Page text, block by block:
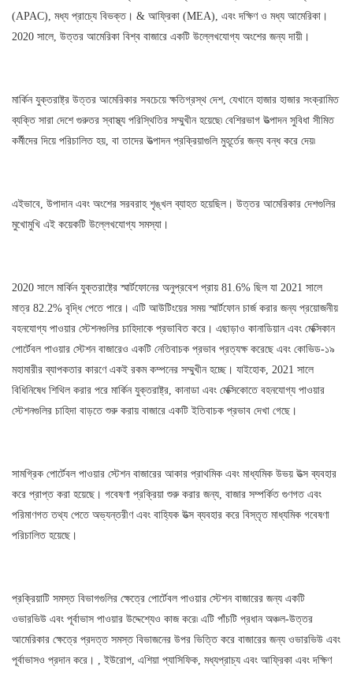
(APAC), মধ্য প্রাচ্যে বিভক্ত। & আফ্রিকা (MEA), এবং দক্ষিণ ও মধ্য আমেরিকা।
2020 সালে, উত্তর আমেরিকা বিশ্ব বাজারে একটি উল্লেখযোগ্য অংশের জন্য দায়ী।
মার্কিন যুক্তরাষ্ট্র উত্তর আমেরিকার সবচেয়ে ক্ষতিগ্রস্থ দেশ, যেখানে হাজার হাজার সংক্রামিত
ব্যক্তি সারা দেশে গুরুতর স্বাস্থ্য পরিস্থিতির সম্মুখীন হয়েছে৷ বেশিরভাগ উত্পাদন সুবিধা সীমিত
কর্মীদের দিয়ে পরিচালিত হয়, বা তাদের উত্পাদন প্রক্রিয়াগুলি মুহূর্তের জন্য বন্ধ করে দেয়৷
এইভাবে, উপাদান এবং অংশের সরবরাহ শৃঙ্খল ব্যাহত হয়েছিল। উত্তর আমেরিকার দেশগুলির
মুখোমুখি এই কয়েকটি উল্লেখযোগ্য সমস্যা।
2020 সালে মার্কিন যুক্তরাষ্ট্রে স্মার্টফোনের অনুপ্রবেশ প্রায় 81.6% ছিল যা 2021 সালে
মাত্র 82.2% বৃদ্ধি পেতে পারে। এটি আউটিংয়ের সময় স্মার্টফোন চার্জ করার জন্য প্রয়োজনীয়
বহনযোগ্য পাওয়ার স্টেশনগুলির চাহিদাকে প্রভাবিত করে। এছাড়াও কানাডিয়ান এবং মেক্সিকান
পোর্টেবল পাওয়ার স্টেশন বাজারেও একটি নেতিবাচক প্রভাব প্রত্যক্ষ করেছে এবং কোভিড-১৯
মহামারীর ব্যাপকতার কারণে একই রকম কম্পনের সম্মুখীন হচ্ছে। যাইহোক, 2021 সালে
বিধিনিষেধ শিথিল করার পরে মার্কিন যুক্তরাষ্ট্র, কানাডা এবং মেক্সিকোতে বহনযোগ্য পাওয়ার
স্টেশনগুলির চাহিদা বাড়তে শুরু করায় বাজারে একটি ইতিবাচক প্রভাব দেখা গেছে।
সামগ্রিক পোর্টেবল পাওয়ার স্টেশন বাজারের আকার প্রাথমিক এবং মাধ্যমিক উভয় উত্স ব্যবহার
করে প্রাপ্ত করা হয়েছে। গবেষণা প্রক্রিয়া শুরু করার জন্য, বাজার সম্পর্কিত গুণগত এবং
পরিমাণগত তথ্য পেতে অভ্যন্তরীণ এবং বাহ্যিক উত্স ব্যবহার করে বিস্তৃত মাধ্যমিক গবেষণা
পরিচালিত হয়েছে।
প্রক্রিয়াটি সমস্ত বিভাগগুলির ক্ষেত্রে পোর্টেবল পাওয়ার স্টেশন বাজারের জন্য একটি
ওভারভিউ এবং পূর্বাভাস পাওয়ার উদ্দেশ্যেও কাজ করে৷ এটি পাঁচটি প্রধান অঞ্চল-উত্তর
আমেরিকার ক্ষেত্রে প্রদত্ত সমস্ত বিভাজনের উপর ভিত্তি করে বাজারের জন্য ওভারভিউ এবং
পূর্বাভাসও প্রদান করে। , ইউরোপ, এশিয়া প্যাসিফিক, মধ্যপ্রাচ্য এবং আফ্রিকা এবং দক্ষিণ